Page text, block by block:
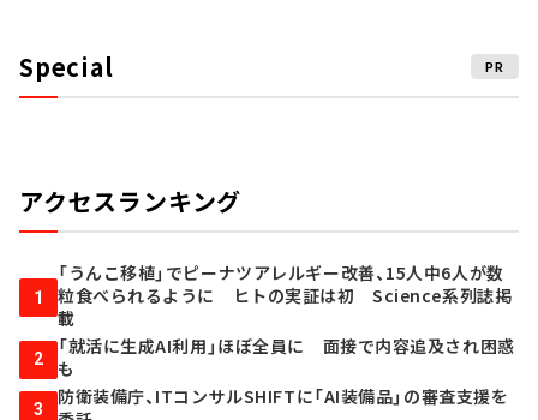
Special PR
アクセスランキング
1
「うんこ移植」でピーナツアレルギー改善、15人中6人が数
粒食べられるように ヒトの実証は初 Science系列誌掲
載
2
「就活に生成AI利用」ほぼ全員に 面接で内容追及され困惑
も
3
防衛装備庁、ITコンサルSHIFTに「AI装備品」の審査支援を